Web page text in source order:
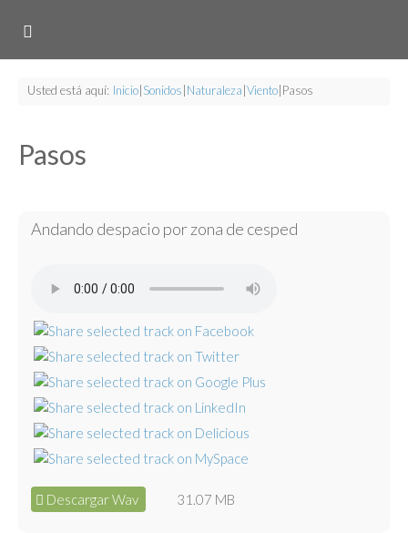
Usted está aquí: Inicio Sonidos Naturaleza Viento Pasos
Pasos
Andando despacio por zona de cesped
Descargar Wav 31.07 MB